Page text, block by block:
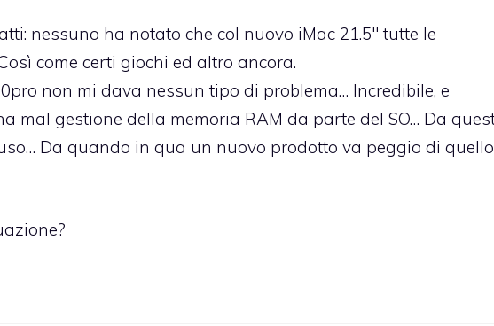
nessuno ha notato che col nuovo iMac 21.5″ tutte le
come certi giochi ed altro ancora.
non mi dava nessun tipo di problema… Incredibile, e
mal gestione della memoria RAM da parte del SO… Da
Da quando in qua un nuovo prodotto va peggio di quello